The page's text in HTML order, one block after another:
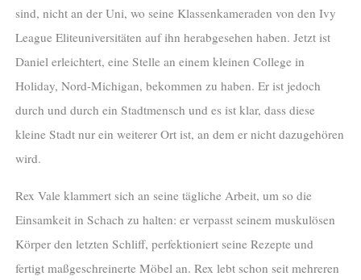
sind, nicht an der Uni, wo seine Klassenkameraden von den Ivy
League Eliteuniversitäten auf ihn herabgesehen haben. Jetzt ist
Daniel erleichtert, eine Stelle an einem kleinen College in
Holiday, Nord-Michigan, bekommen zu haben. Er ist jedoch
durch und durch ein Stadtmensch und es ist klar, dass diese
kleine Stadt nur ein weiterer Ort ist, an dem er nicht dazugehören
wird.
Rex Vale klammert sich an seine tägliche Arbeit, um so die
Einsamkeit in Schach zu halten: er verpasst seinem muskulösen
Körper den letzten Schliff, perfektioniert seine Rezepte und
fertigt maßgeschreinerte Möbel an. Rex lebt schon seit mehreren